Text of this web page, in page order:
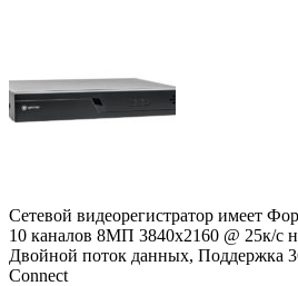
Сетевой видеорегистратор имеет
10 каналов 8МП 3840х2160 @ 25к/с
Двойной поток данных, Поддержка
Connect